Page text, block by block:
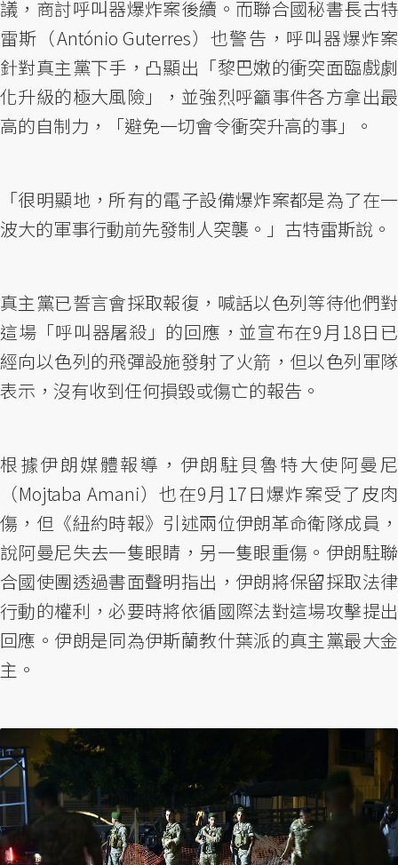
議，商討呼叫器爆炸案後續。而聯合國秘書長古特
雷斯（António Guterres）也警告，呼叫器爆炸案
針對真主黨下手，凸顯出「黎巴嫩的衝突面臨戲劇
化升級的極大風險」，並強烈呼籲事件各方拿出最
高的自制力，「避免一切會令衝突升高的事」。
「很明顯地，所有的電子設備爆炸案都是為了在一
波大的軍事行動前先發制人突襲。」古特雷斯說。
真主黨已誓言會採取報復，喊話以色列等待他們對
這場「呼叫器屠殺」的回應，並宣布在9月18日已
經向以色列的飛彈設施發射了火箭，但以色列軍隊
表示，沒有收到任何損毀或傷亡的報告。
根據伊朗媒體報導，伊朗駐貝魯特大使阿曼尼
（Mojtaba Amani）也在9月17日爆炸案受了皮肉
傷，但《紐約時報》引述兩位伊朗革命衛隊成員，
說阿曼尼失去一隻眼睛，另一隻眼重傷。伊朗駐聯
合國使團透過書面聲明指出，伊朗將保留採取法律
行動的權利，必要時將依循國際法對這場攻擊提出
回應。伊朗是同為伊斯蘭教什葉派的真主黨最大金
主。